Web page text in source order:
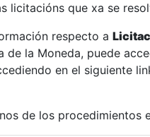
licitacións que xa se
respecto a
de la Moneda, puede
en el siguiente
de los procedimientos